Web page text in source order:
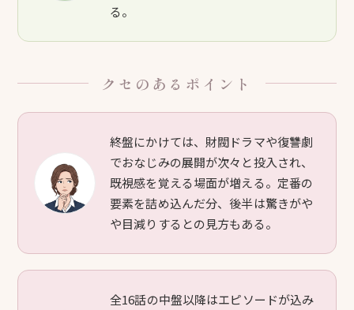
る。
クセのあるポイント
終盤にかけては、財閥ドラマや復讐劇
でおなじみの展開が次々と投入され、
既視感を覚える場面が増える。定番の
要素を詰め込んだ分、後半は驚きがや
や目減りするとの見方もある。
全16話の中盤以降はエピソードが込み